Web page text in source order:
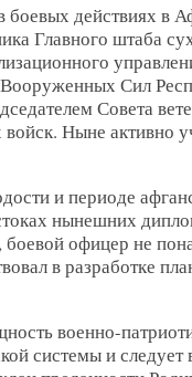
действиях в
Главного штаба
Вооруженных Сил
Совета
Ныне активно
и периоде
нынешних
боевой офицер не
в разработке
военно-
системы и следует